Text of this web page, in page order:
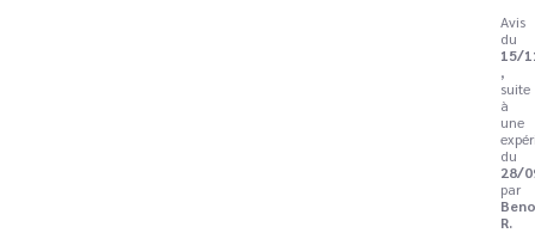
Avis
du
15/
,
suite
à
une
du
28/
par
R.